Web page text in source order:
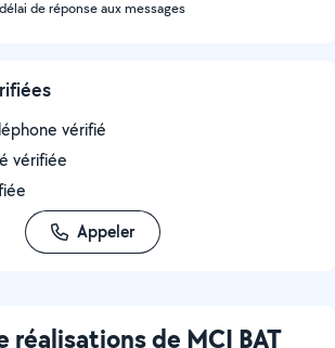
délai de réponse aux messages
vérifié
vérifiée
Appeler
réalisations de MCI BAT